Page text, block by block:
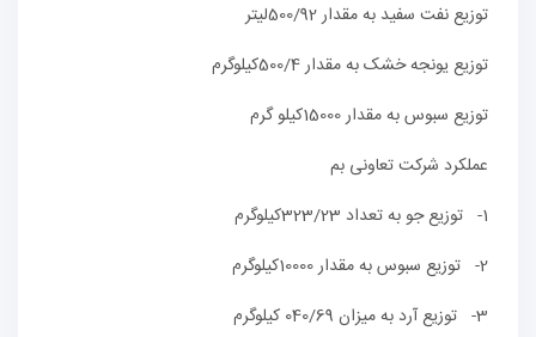
توزیع نفت سفید به مقدار 500/92لیتر
توزیع یونجه خشک به مقدار 500/4کیلوگرم
توزیع سبوس به مقدار 15000کیلو گرم
عملکرد شرکت تعاونی بم
1- توزیع جو به تعداد 323/23کیلوگرم
2- توزیع سبوس به مقدار 10000کیلوگرم
3- توزیع آرد به میزان 040/69 کیلوگرم